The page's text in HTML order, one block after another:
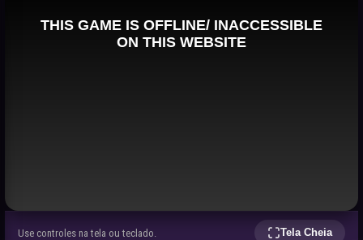
Use controles na tela ou teclado. Tela Cheia